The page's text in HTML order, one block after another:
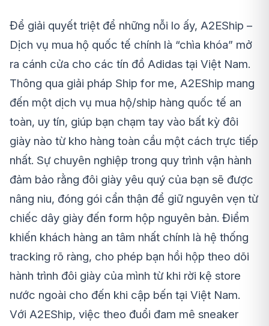
Để giải quyết triệt để những nỗi lo ấy, A2EShip –
Dịch vụ mua hộ quốc tế chính là “chìa khóa” mở
ra cánh cửa cho các tín đồ Adidas tại Việt Nam.
Thông qua giải pháp Ship for me, A2EShip mang
đến một dịch vụ mua hộ/ship hàng quốc tế an
toàn, uy tín, giúp bạn chạm tay vào bất kỳ đôi
giày nào từ kho hàng toàn cầu một cách trực tiếp
nhất. Sự chuyên nghiệp trong quy trình vận hành
đảm bảo rằng đôi giày yêu quý của bạn sẽ được
nâng niu, đóng gói cẩn thận để giữ nguyên vẹn từ
chiếc dây giày đến form hộp nguyên bản. Điểm
khiến khách hàng an tâm nhất chính là hệ thống
tracking rõ ràng, cho phép bạn hồi hộp theo dõi
hành trình đôi giày của mình từ khi rời kệ store
nước ngoài cho đến khi cập bến tại Việt Nam.
Với A2EShip, việc theo đuổi đam mê sneaker